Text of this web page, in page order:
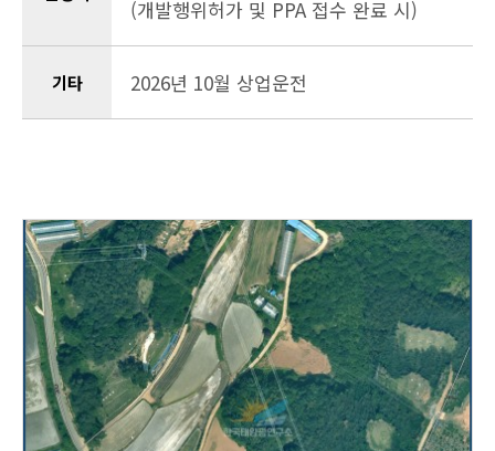
(개발행위허가 및 PPA 접수 완료 시)
기타 2026년 10월 상업운전